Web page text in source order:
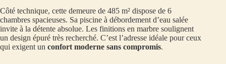
Côté technique, cette demeure de 485 m² dispose de 6
chambres spacieuses. Sa piscine à débordement d’eau salée
invite à la détente absolue. Les finitions en marbre soulignent
un design épuré très recherché. C’est l’adresse idéale pour ceux
qui exigent un confort moderne sans compromis.